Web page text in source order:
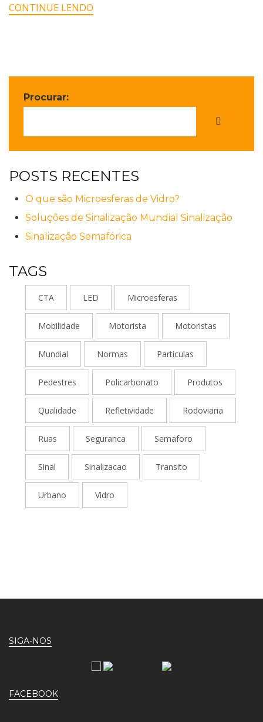
CONTINUE LENDO
Procurar:
POSTS RECENTES
O que são Microesferas de Vidro?
Soluções de Sinalização Mundial Sinalização
Sinalização Semafórica
TAGS
CTA LED Microesferas
Mobilidade Motorista Motoristas
Mundial Normas Particulas
Pedestres Policarbonato Produtos
Qualidade Refletividade Rodoviaria
Ruas Seguranca Semaforo
Sinal Sinalizacao Transito
Urbano Vidro
SIGA-NOS
FACEBOOK